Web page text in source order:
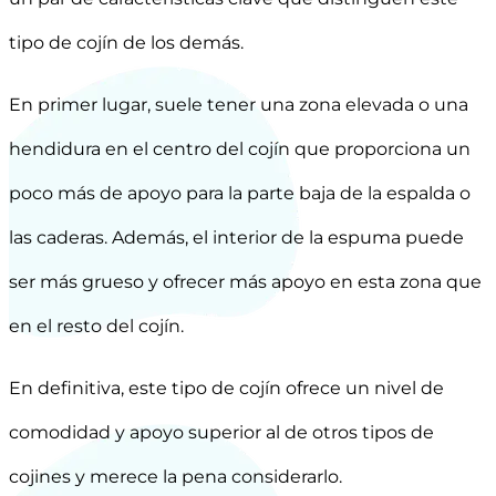
tipo de cojín de los demás.
En primer lugar, suele tener una zona elevada o una
hendidura en el centro del cojín que proporciona un
poco más de apoyo para la parte baja de la espalda o
las caderas. Además, el interior de la espuma puede
ser más grueso y ofrecer más apoyo en esta zona que
en el resto del cojín.
En definitiva, este tipo de cojín ofrece un nivel de
comodidad y apoyo superior al de otros tipos de
cojines y merece la pena considerarlo.